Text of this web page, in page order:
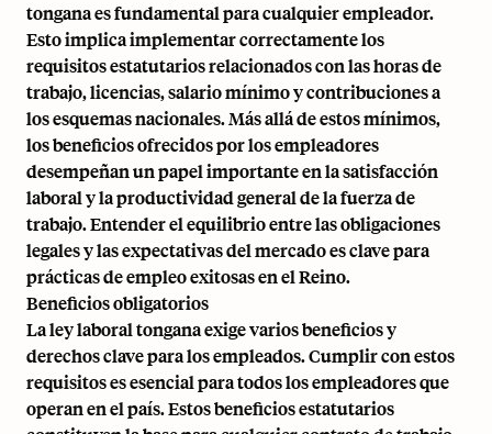
tongana es fundamental para cualquier empleador.
Esto implica implementar correctamente los
requisitos estatutarios relacionados con las horas de
trabajo, licencias, salario mínimo y contribuciones a
los esquemas nacionales. Más allá de estos mínimos,
los beneficios ofrecidos por los empleadores
desempeñan un papel importante en la satisfacción
laboral y la productividad general de la fuerza de
trabajo. Entender el equilibrio entre las obligaciones
legales y las expectativas del mercado es clave para
prácticas de empleo exitosas en el Reino.
Beneficios obligatorios
La ley laboral tongana exige varios beneficios y
derechos clave para los empleados. Cumplir con estos
requisitos es esencial para todos los empleadores que
operan en el país. Estos beneficios estatutarios